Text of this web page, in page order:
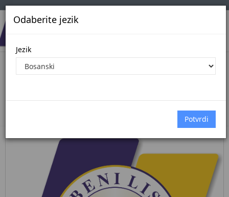
Odaberite jezik
Jezik
Pregled Dokumenata| Broj 50/26